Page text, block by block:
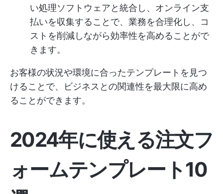
い処理ソフトウェアと統合し、オンライン支
払いを収集することで、業務を合理化し、コ
ストを削減しながら効率性を高めることがで
きます。
お客様の状況や環境に合ったテンプレートを見つ
けることで、ビジネスとの関連性を最大限に高め
ることができます。
2024年に使える注文フ
ォームテンプレート10